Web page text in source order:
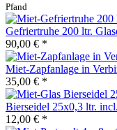
Pfand
Gefriertruhe 200 ltr.
90,00 € *
Miet-Zapfanlage in
35,00 € *
Bierseidel 25x0,3 ltr.
12,00 € *